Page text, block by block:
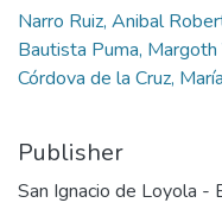
Narro Ruiz, Anibal
Bautista Puma, Margoth
Córdova de la Cruz,
Publisher
San Ignacio de Loyola -